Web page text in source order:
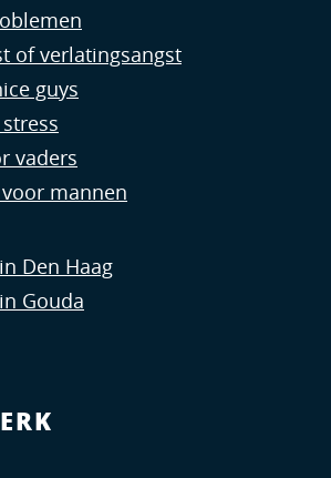
of verlatingsangst
guys
vaders
mannen
Den Haag
Gouda